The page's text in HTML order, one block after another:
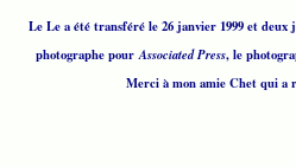
Le Le a été transféré le 26 janvier 1999 et deux
photographe pourAssociated Press, le
Merci à mon amie Chet qui a